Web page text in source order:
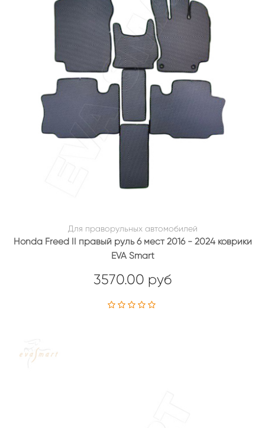
Для праворульных автомобилей
Honda Freed II правый руль 6 мест 2016 - 2024 коврики
EVA Smart
3570.00 руб